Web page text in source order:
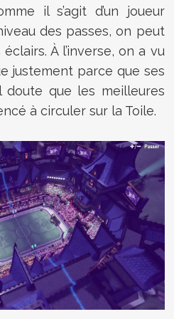
il s’agit d’un joueur
des passes, on peut
À l’inverse, on a vu
justement parce que ses
que les meilleures
à circuler sur la Toile.